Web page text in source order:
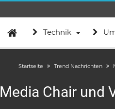
Technik
Startseite Trend Nachrichten
Media Chair und